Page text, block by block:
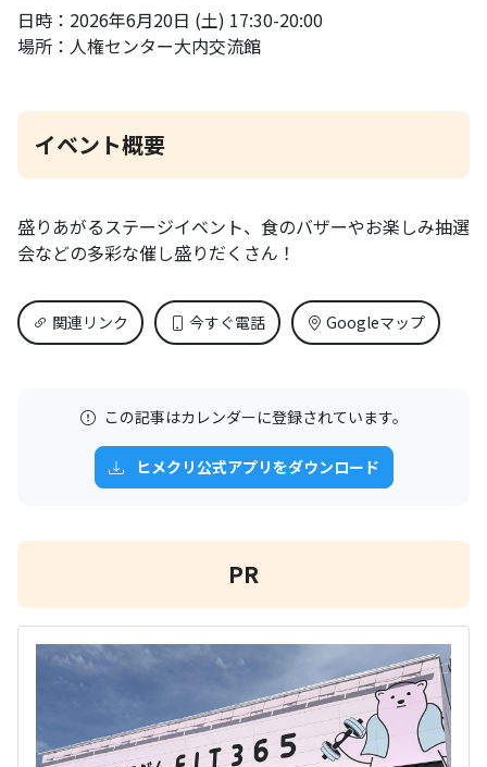
日時：2026年6月20日 (土) 17:30-20:00
場所：人権センター大内交流館
イベント概要
盛りあがるステージイベント、食のバザーやお楽しみ抽選
会などの多彩な催し盛りだくさん！
関連リンク 今すぐ電話 Googleマップ
この記事はカレンダーに登録されています。
ヒメクリ公式アプリをダウンロード
PR